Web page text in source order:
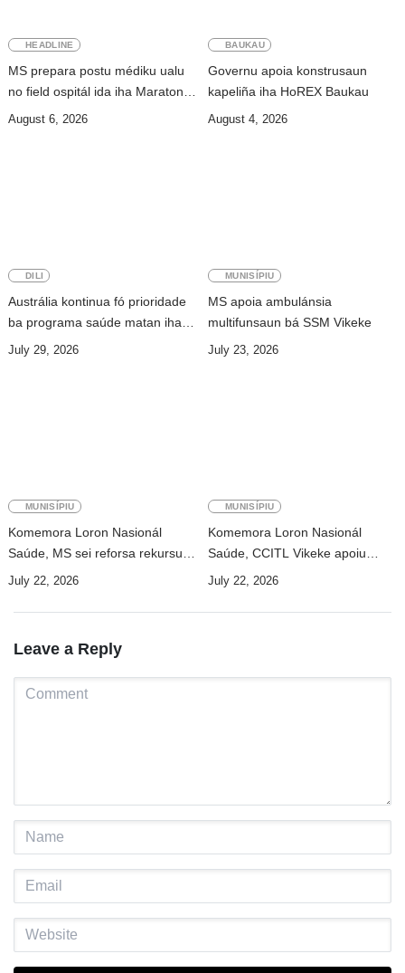
HEADLINE
MS prepara postu médiku ualu
no field ospitál ida iha Maratona
Internasionál Dili
August 6, 2026
BAUKAU
Governu apoia konstrusaun
kapeliña iha HoREX Baukau
August 4, 2026
DILI
Austrália kontinua fó prioridade
ba programa saúde matan iha
Timor-Leste
July 29, 2026
MUNISÍPIU
MS apoia ambulánsia
multifunsaun bá SSM Vikeke
July 23, 2026
MUNISÍPIU
Komemora Loron Nasionál
Saúde, MS sei reforsa rekursu
umanu no moderniza fasilidade
July 22, 2026
MUNISÍPIU
Komemora Loron Nasionál
Saúde, CCITL Vikeke apoiu
prémiu ba MS
July 22, 2026
Leave a Reply